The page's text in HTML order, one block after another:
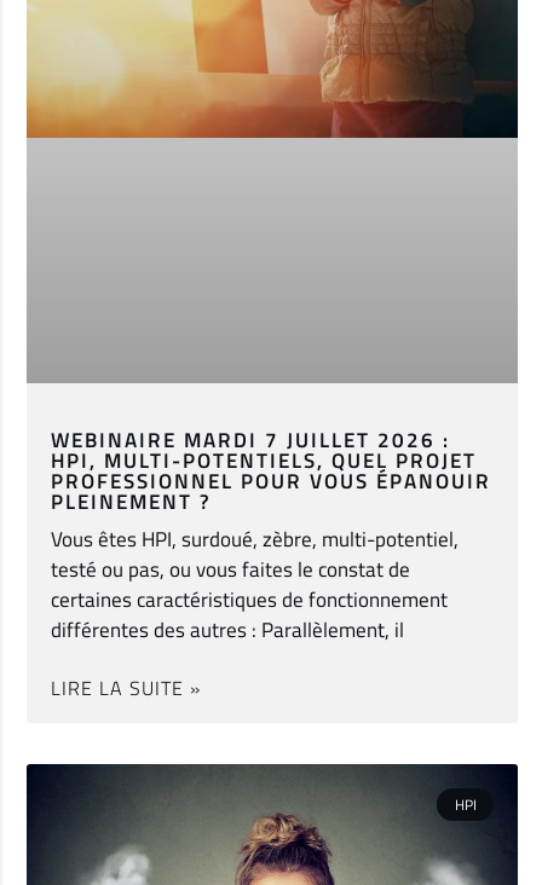
WEBINAIRE MARDI 7 JUILLET 2026 :
HPI, MULTI-POTENTIELS, QUEL PROJET
PROFESSIONNEL POUR VOUS ÉPANOUIR
PLEINEMENT ?
Vous êtes HPI, surdoué, zèbre, multi-potentiel,
testé ou pas, ou vous faites le constat de
certaines caractéristiques de fonctionnement
différentes des autres : Parallèlement, il
LIRE LA SUITE »
HPI